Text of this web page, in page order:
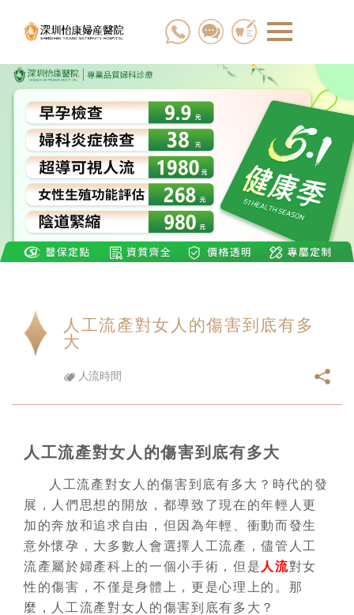
人工流產對女人的傷害到底有多
大
人流時間
人工流產對女人的傷害到底有多大
人工流產對女人的傷害到底有多大？時代的發
展，人們思想的開放，都導致了現在的年輕人更
加的奔放和追求自由，但因為年輕、衝動而發生
意外懷孕，大多數人會選擇人工流產，儘管人工
流產屬於婦產科上的一個小手術，但是 人流對女
性的傷害，不僅是身體上，更是心理上的。那
麼，人工流產對女人的傷害到底有多大？